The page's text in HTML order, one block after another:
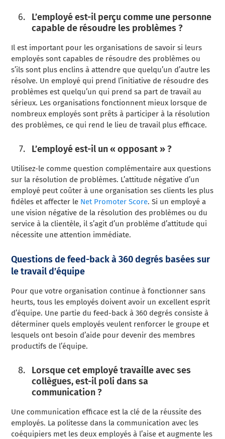
L’employé est-il perçu comme une personne
capable de résoudre les problèmes ?
Il est important pour les organisations de savoir si leurs
employés sont capables de résoudre des problèmes ou
s’ils sont plus enclins à attendre que quelqu’un d’autre les
résolve. Un employé qui prend l’initiative de résoudre des
problèmes est quelqu’un qui prend sa part de travail au
sérieux. Les organisations fonctionnent mieux lorsque de
nombreux employés sont prêts à participer à la résolution
des problèmes, ce qui rend le lieu de travail plus efficace.
L’employé est-il un « opposant » ?
Utilisez-le comme question complémentaire aux questions
sur la résolution de problèmes. L’attitude négative d’un
employé peut coûter à une organisation ses clients les plus
fidèles et affecter le Net Promoter Score. Si un employé a
une vision négative de la résolution des problèmes ou du
service à la clientèle, il s’agit d’un problème d’attitude qui
nécessite une attention immédiate.
Questions de feed-back à 360 degrés basées sur
le travail d’équipe
Pour que votre organisation continue à fonctionner sans
heurts, tous les employés doivent avoir un excellent esprit
d’équipe. Une partie du feed-back à 360 degrés consiste à
déterminer quels employés veulent renforcer le groupe et
lesquels ont besoin d’aide pour devenir des membres
productifs de l’équipe.
Lorsque cet employé travaille avec ses
collègues, est-il poli dans sa
communication ?
Une communication efficace est la clé de la réussite des
employés. La politesse dans la communication avec les
coéquipiers met les deux employés à l’aise et augmente les